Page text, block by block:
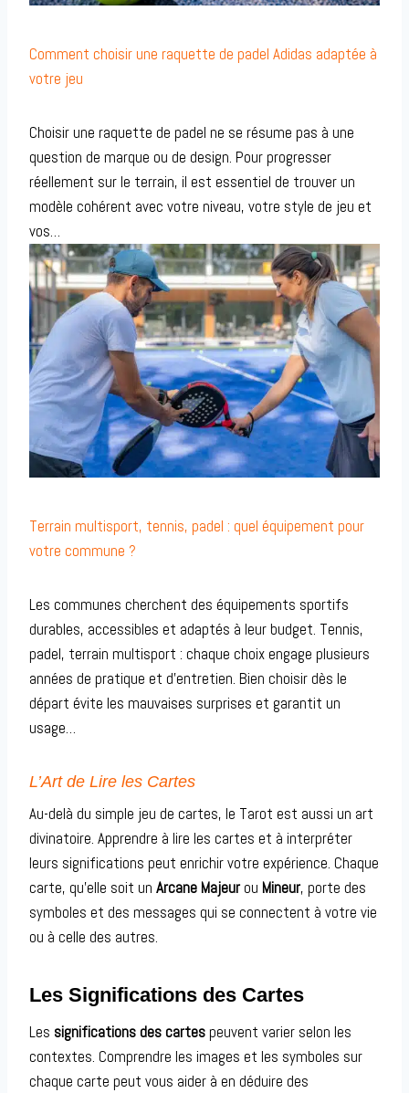
Comment choisir une raquette de padel Adidas adaptée à
votre jeu
Choisir une raquette de padel ne se résume pas à une
question de marque ou de design. Pour progresser
réellement sur le terrain, il est essentiel de trouver un
modèle cohérent avec votre niveau, votre style de jeu et
vos…
Terrain multisport, tennis, padel : quel équipement pour
votre commune ?
Les communes cherchent des équipements sportifs
durables, accessibles et adaptés à leur budget. Tennis,
padel, terrain multisport : chaque choix engage plusieurs
années de pratique et d’entretien. Bien choisir dès le
départ évite les mauvaises surprises et garantit un
usage…
L’Art de Lire les Cartes
Au-delà du simple jeu de cartes, le Tarot est aussi un art
divinatoire. Apprendre à lire les cartes et à interpréter
leurs significations peut enrichir votre expérience. Chaque
carte, qu’elle soit un Arcane Majeurou Mineur, porte des
symboles et des messages qui se connectent à votre vie
ou à celle des autres.
Les Significations des Cartes
Les significations des cartespeuvent varier selon les
contextes. Comprendre les images et les symboles sur
chaque carte peut vous aider à en déduire des